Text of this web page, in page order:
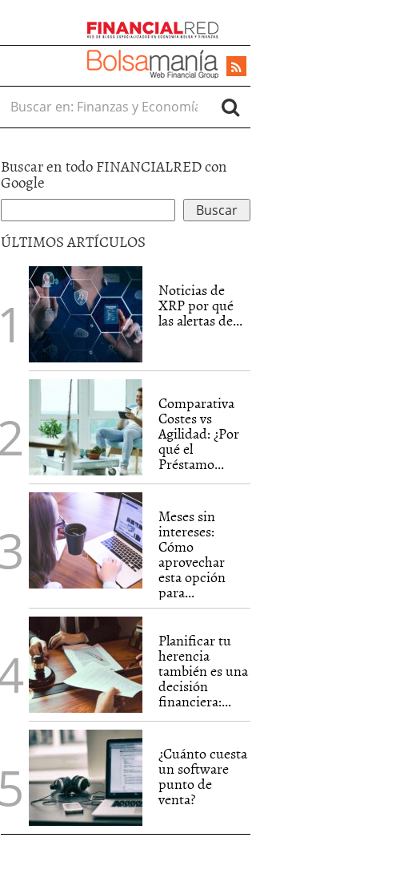
Buscar en:
Buscar en todo FINANCIALRED con
Google
ÚLTIMOS ARTÍCULOS
Noticias de
XRP por qué
las alertas de...
Comparativa
Costes vs
Agilidad: ¿Por
qué el
Préstamo...
Meses sin
intereses:
Cómo
aprovechar
esta opción
para...
Planificar tu
herencia
también es una
decisión
financiera:...
¿Cuánto cuesta
un software
punto de
venta?